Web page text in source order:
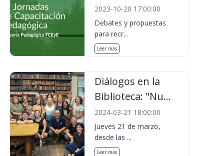
2023-10-20 17:00:00
Debates y propuestas
para recr...
Leer más
Diálogos en la
Biblioteca: "Nu...
2024-03-21 18:00:00
Jueves 21 de marzo,
desde las ...
Leer más